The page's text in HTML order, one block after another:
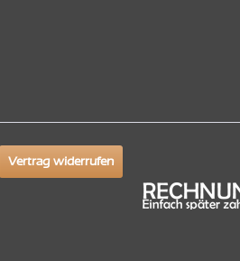
Vertrag widerrufen